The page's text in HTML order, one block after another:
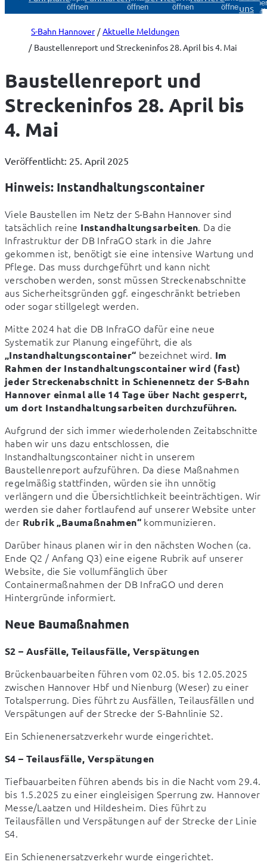
öffnen
öffnen
öffnen
öffnenuns
S-Bahn Hannover
Aktuelle Meldungen
Baustellenreport und Streckeninfos 28. April bis 4. Mai
Baustellenreport und
Streckeninfos 28. April bis
4. Mai
Veröffentlicht: 25. April 2025
Hinweis: Instandhaltungscontainer
Viele Baustellen im Netz der S-Bahn Hannover sind
tatsächlich reine Instandhaltungsarbeiten. Da die
Infrastruktur der DB InfraGO stark in die Jahre
gekommen ist, benötigt sie eine intensive Wartung und
Pflege. Das muss durchgeführt und kann nicht
verschoben werden, sonst müssen Streckenabschnitte
aus Sicherheitsgründen ggf. eingeschränkt betrieben
oder sogar stillgelegt werden.
Mitte 2024 hat die DB InfraGO dafür eine neue
„Instandhaltungscontainer“ bezeichnet wird. Im
Rahmen der Instandhaltungscontainer wird (fast)
jeder Streckenabschnitt in Schienennetz der S-Bahn
Hannover einmal alle 14 Tage über Nacht gesperrt,
um dort Instandhaltungsarbeiten durchzuführen.
Aufgrund der sich immer wiederholenden Zeitabschnitte
haben wir uns dazu entschlossen, die
Instandhaltungscontainer nicht in unserem
Baustellenreport aufzuführen. Da diese Maßnahmen
regelmäßig stattfinden, würden sie ihn unnötig
verlängern und die Übersichtlichkeit beeinträchtigen. Wir
werden sie daher fortlaufend auf unserer Website unter
der Rubrik „Baumaßnahmen“ kommunizieren.
Darüber hinaus planen wir in den nächsten Wochen (ca.
Ende Q2 / Anfang Q3) eine eigene Rubrik auf unserer
Website, die Sie vollumfänglich über
Containermaßnahmen der DB InfraGO und deren
Hintergründe informiert.
Neue Baumaßnahmen
S2 – Ausfälle, Teilausfälle, Verspätungen
Brückenbauarbeiten führen vom 02.05. bis 12.05.2025
zwischen Hannover Hbf und Nienburg (Weser) zu einer
Totalsperrung. Dies führt zu Ausfällen, Teilausfällen und
Verspätungen auf der Strecke der S-Bahnlinie S2.
Ein Schienenersatzverkehr wurde eingerichtet.
S4 – Teilausfälle, Verspätungen
Tiefbauarbeiten führen abends bis in die Nacht vom 29.4.
bis 1.5.2025 zu einer eingleisigen Sperrung zw. Hannover
Messe/Laatzen und Hildesheim. Dies führt zu
Teilausfällen und Verspätungen auf der Strecke der Linie
S4.
Ein Schienenersatzverkehr wurde eingerichtet.